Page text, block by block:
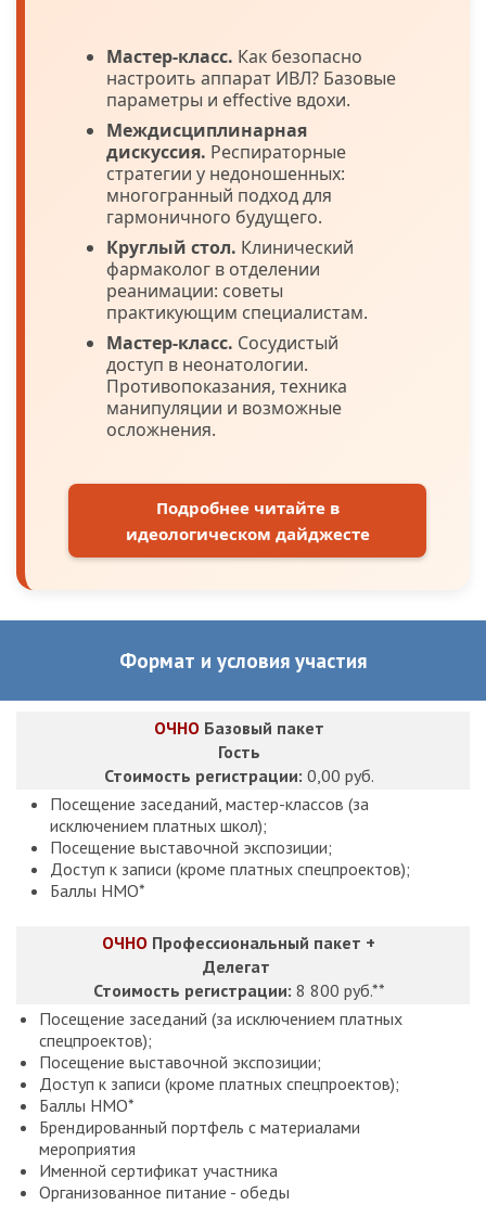
Мастер-класс. Как безопасно
настроить аппарат ИВЛ? Базовые
параметры и effective вдохи.
Междисциплинарная
дискуссия. Респираторные
стратегии у недоношенных:
многогранный подход для
гармоничного будущего.
Круглый стол. Клинический
фармаколог в отделении
реанимации: советы
практикующим специалистам.
Мастер-класс. Сосудистый
доступ в неонатологии.
Противопоказания, техника
манипуляции и возможные
осложнения.
Подробнее читайте в
идеологическом дайджесте
Формат и условия участия
ОЧНОБазовый пакет
Гость
Стоимость регистрации: 0,00 руб.
Посещение заседаний, мастер-классов (за
исключением платных школ);
Посещение выставочной экспозиции;
Доступ к записи (кроме платных спецпроектов);
Баллы НМО*
ОЧНО Профессиональный пакет +
Делегат
Стоимость регистрации: 8 800 руб.**
Посещение заседаний (за исключением платных
спецпроектов);
Посещение выставочной экспозиции;
Доступ к записи (кроме платных спецпроектов);
Баллы НМО*
Брендированный портфель с материалами
мероприятия
Именной сертификат участника
Организованное питание - обеды